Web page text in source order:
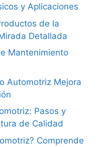
y Aplicaciones
de la
Detallada
Mantenimiento
Automotriz Mejora
Pasos y
de Calidad
Comprende